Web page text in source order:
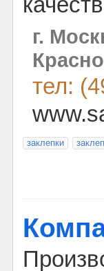
г.
тел:
заклепки